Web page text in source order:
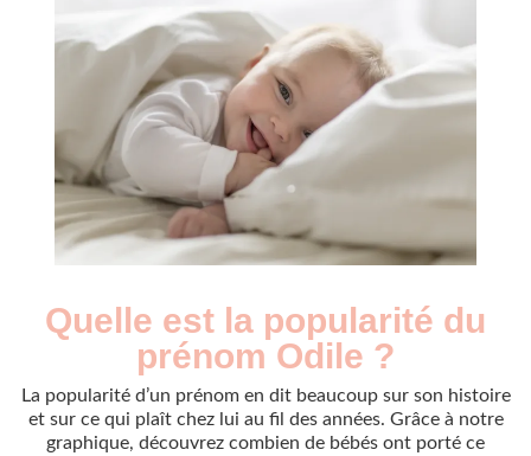
Quelle est la popularité du
prénom Odile ?
La popularité d’un prénom en dit beaucoup sur son histoire
et sur ce qui plaît chez lui au fil des années. Grâce à notre
graphique, découvrez combien de bébés ont porté ce
Année
Nouveaux-
nés
2010
10
2011
18
2012
20